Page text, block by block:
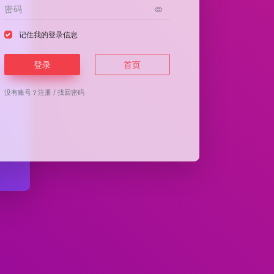
记住我的登录信息
登录 首页
没有账号？注册 /找回密码